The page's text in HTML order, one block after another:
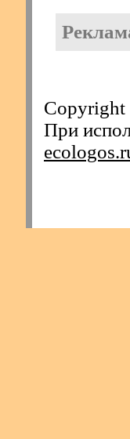
При